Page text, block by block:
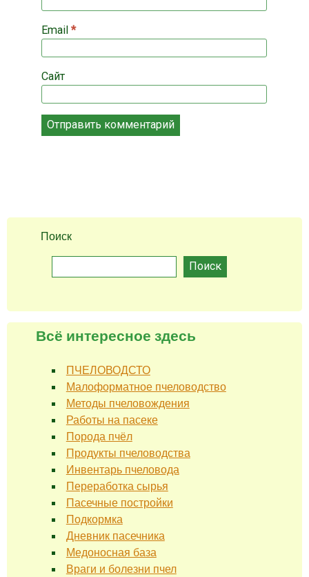
Email *
Сайт
Поиск
Поиск
Всё интересное здесь
ПЧЕЛОВОДСТО
Малоформатное пчеловодство
Методы пчеловождения
Работы на пасеке
Порода пчёл
Продукты пчеловодства
Инвентарь пчеловода
Переработка сырья
Пасечные постройки
Подкормка
Дневник пасечника
Медоносная база
Враги и болезни пчел